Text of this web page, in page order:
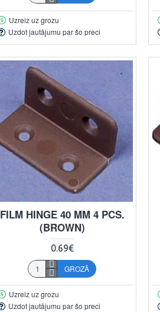
Uzreiz uz grozu
Uzdot jautājumu par šo preci
FILM HINGE 40 MM 4 PCS.
(BROWN)
0.69€
GROZĀ
Uzreiz uz grozu
Uzdot jautājumu par šo preci